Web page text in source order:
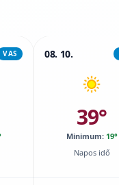
VAS 08. 10.
39°
Minimum: 19°
Napos idő